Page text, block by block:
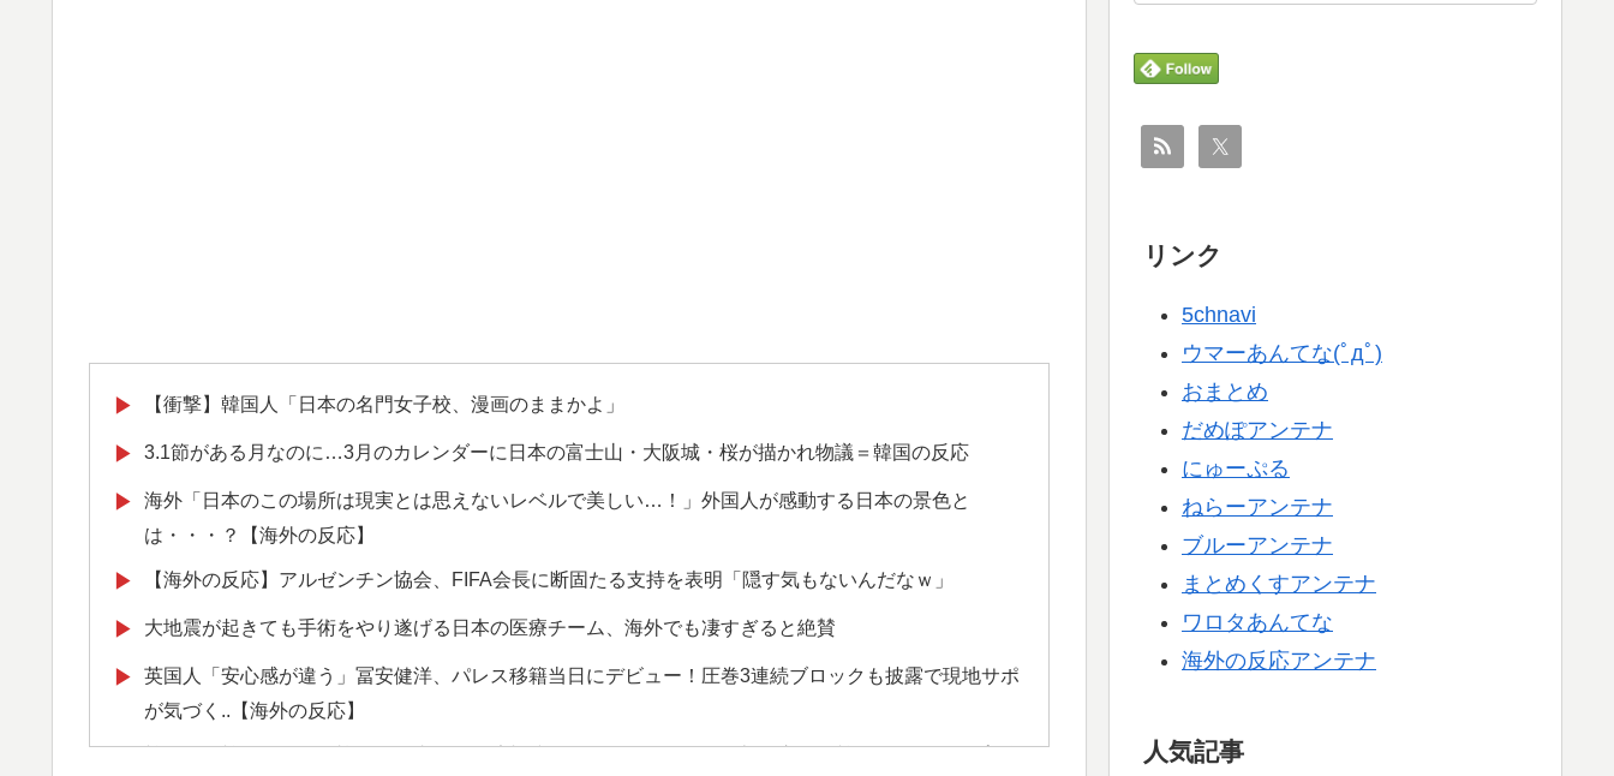
▶ 【衝撃】韓国人「日本の名門女子校、漫画のままかよ」
▶ 3.1節がある月なのに…3月のカレンダーに日本の富士山・大阪城・桜が描かれ物議＝韓国の反応
▶
海外「日本のこの場所は現実とは思えないレベルで美しい…！」外国人が感動する日本の景色と
は・・・？【海外の反応】
▶ 【海外の反応】アルゼンチン協会、FIFA会長に断固たる支持を表明「隠す気もないんだなｗ」
▶ 大地震が起きても手術をやり遂げる日本の医療チーム、海外でも凄すぎると絶賛
▶
英国人「安心感が違う」冨安健洋、パレス移籍当日にデビュー！圧巻3連続ブロックも披露で現地サポ
が気づく..【海外の反応】
韓国人「韓国サッカー協会関係者が『不適切接待は慣行だった』と衝撃発言！日韓ワールドカップ4強
リンク
5chnavi
ウマーあんてな(ﾟдﾟ)
おまとめ
だめぽアンテナ
にゅーぷる
ねらーアンテナ
ブルーアンテナ
まとめくすアンテナ
ワロタあんてな
海外の反応アンテナ
人気記事